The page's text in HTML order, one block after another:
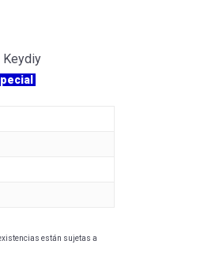
Keydiy
están sujetas a